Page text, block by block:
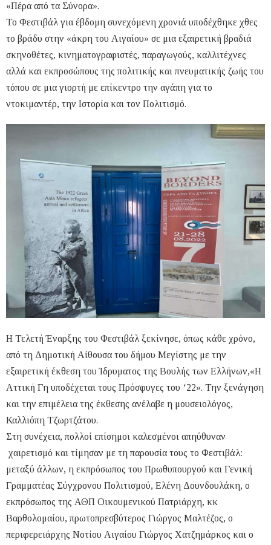
«Πέρα από τα Σύνορα».
Το Φεστιβάλ για έβδομη συνεχόμενη χρονιά υποδέχθηκε χθες
το βράδυ στην «άκρη του Αιγαίου» σε μια εξαιρετική βραδιά
σκηνοθέτες, κινηματογραφιστές, παραγωγούς, καλλιτέχνες
αλλά και εκπροσώπους της πολιτικής και πνευματικής ζωής του
τόπου σε μια γιορτή με επίκεντρο την αγάπη για το
ντοκιμαντέρ, την Ιστορία και τον Πολιτισμό.
Η Τελετή Έναρξης του Φεστιβάλ ξεκίνησε, όπως κάθε χρόνο,
από τη Δημοτική Αίθουσα του δήμου Μεγίστης με την
εξαιρετική έκθεση του Ίδρυματος της Βουλής των Ελλήνων,«Η
Αττική Γη υποδέχεται τους Πρόσφυγες του ‘22». Την ξενάγηση
και την επιμέλεια της έκθεσης ανέλαβε η μουσειολόγος,
Καλλιόπη Τζωρτζάτου.
Στη συνέχεια, πολλοί επίσημοι καλεσμένοι απηύθυναν
χαιρετισμό και τίμησαν με τη παρουσία τους το Φεστιβάλ:
μεταξύ άλλων, η εκπρόσωπος του Πρωθυπουργού και Γενική
Γραμματέας Σύγχρονου Πολιτισμού, Ελένη Δουνδουλάκη, ο
εκπρόσωπος της ΑΘΠ Οικουμενικού Πατριάρχη, κκ
Βαρθολομαίου, πρωτοπρεσβύτερος Γιώργος Μαλτέζος, ο
περιφερειάρχης Νοτίου Αιγαίου Γιώργος Χατζημάρκος και ο